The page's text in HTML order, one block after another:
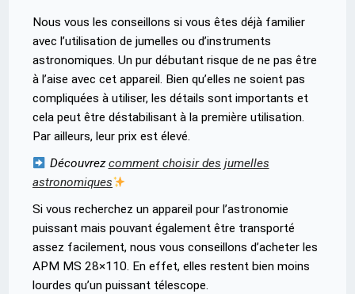
Nous vous les conseillons si vous êtes déjà familier
avec l’utilisation de jumelles ou d’instruments
astronomiques. Un pur débutant risque de ne pas être
à l’aise avec cet appareil. Bien qu’elles ne soient pas
compliquées à utiliser, les détails sont importants et
cela peut être déstabilisant à la première utilisation.
Par ailleurs, leur prix est élevé.
Découvrezcomment choisir des jumelles
astronomiques
Si vous recherchez un appareil pour l’astronomie
puissant mais pouvant également être transporté
assez facilement, nous vous conseillons d’acheter les
APM MS 28×110. En effet, elles restent bien moins
lourdes qu’un puissant télescope.